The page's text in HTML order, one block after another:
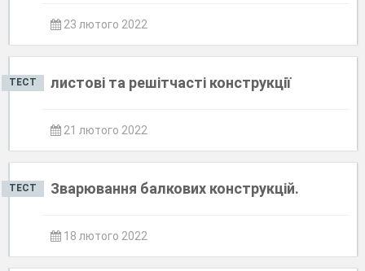
23 лютого 2022
ТЕСТ листові та решітчасті конструкції
21 лютого 2022
ТЕСТ Зварювання балкових конструкцій.
18 лютого 2022